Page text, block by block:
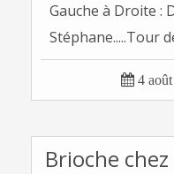
Gauche à Droite :
Stéphane.....Tour
 4